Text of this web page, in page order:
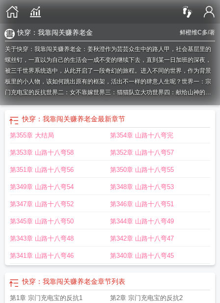
鲜橙维C多/著
快穿：我靠闯关赚养老金
关于快穿：我靠闯关赚养老金：姜秋澄作为芸芸众生中的路人甲，社会基层里的
螺丝钉，一直以为自己的生活会一成不变的继续下去，直到某一日加班的深夜，
被三千世界系统选中，从此开启了一段奇幻的旅程。进入不同的世界，作为背景
板里的小人物，该如何跳出原有的框架，活出不一样的肆意人生呢？世界一：宗
门充电宝的反抗世界二：女不靠嫁世界三：猫猫队立大功世界四：献给山神的新
娘……（未完待续，持续补充！）PS:系统存在感极低，大女主自立自强，全程无
快穿之我靠养娃 快穿我靠闯关赚养老金书旗
靠闯关赚养老金txt
养老金快穿之我靠养娃走上人生巅峰免费阅读快穿之我靠养娃走上人生巅峰晋
我靠养娃走上人生巅峰鱼翅
快穿之我靠养娃走上人生巅峰格格党
娃走上人生巅峰正版快穿之我靠养娃走上人生巅峰笔趣阁快穿之我靠养娃走
靠氪金撩大佬快穿我靠美 快穿我靠养娃快穿我靠养娃走上快穿我靠养娃来升
级快穿之我靠养娃走上人生巅峰全文阅读快穿之我靠嘴炮闯世界
生巅峰快穿之我靠养娃走向人生巅峰 快穿之我靠养娃走上人生巅峰完整版
快穿：我靠闯关赚养老金最新章节
第355章 大结局 第354章 山路十八弯完
第353章 山路十八弯58 第352章 山路十八弯57
第351章 山路十八弯56 第350章 山路十八弯55
第349章 山路十八弯54 第348章 山路十八弯53
第347章 山路十八弯52 第346章 山路十八弯51
第345章 山路十八弯50 第344章 山路十八弯49
第343章 山路十八弯48 第342章 山路十八弯47
第341章 山路十八弯46 第340章 山路十八弯45
快穿：我靠闯关赚养老金章节列表
第1章 宗门充电宝的反抗1 第2章 宗门充电宝的反抗2